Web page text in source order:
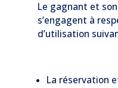
Le gagnant et
s’engagent à
d’utilisation
La réservation